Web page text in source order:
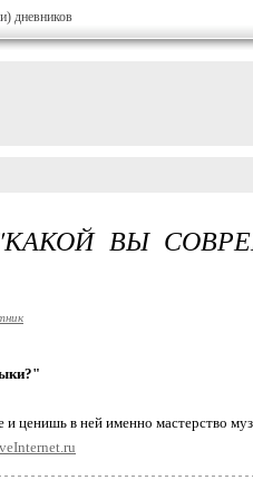
дневников
"КАКОЙ ВЫ
и ценишь в ней именно мастерство